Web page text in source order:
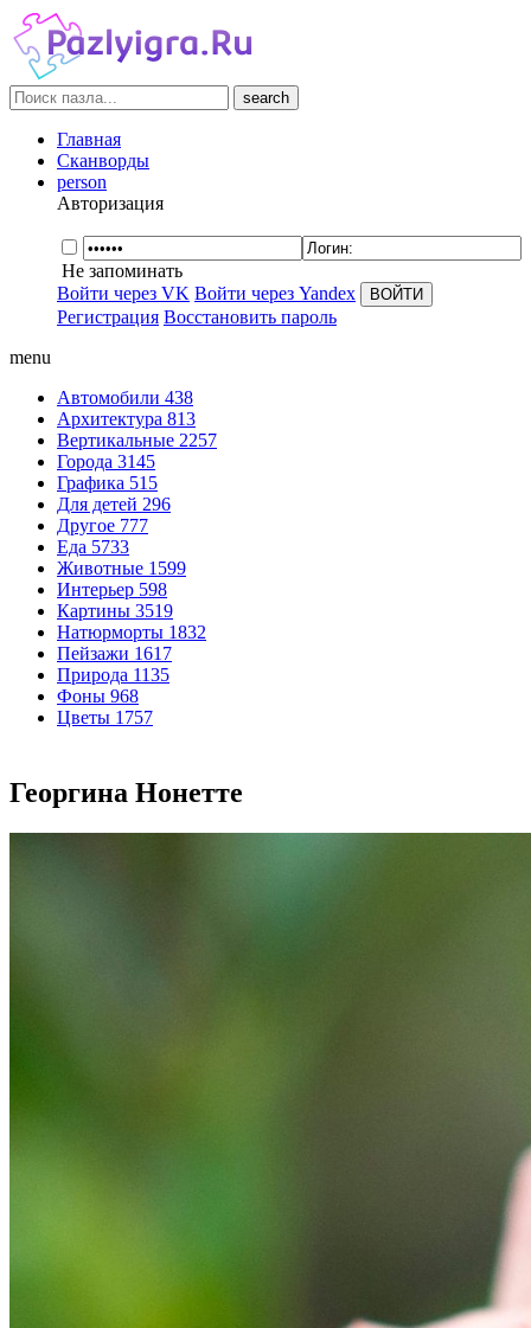
search
Главная
Сканворды
person
Авторизация
Не запоминать
Войти через VK Войти через Yandex
Регистрация Восстановить пароль
menu
Автомобили 438
Архитектура 813
Вертикальные 2257
Города 3145
Графика 515
Для детей 296
Другое 777
Еда 5733
Животные 1599
Интерьер 598
Картины 3519
Натюрморты 1832
Пейзажи 1617
Природа 1135
Фоны 968
Цветы 1757
Георгина Нонетте